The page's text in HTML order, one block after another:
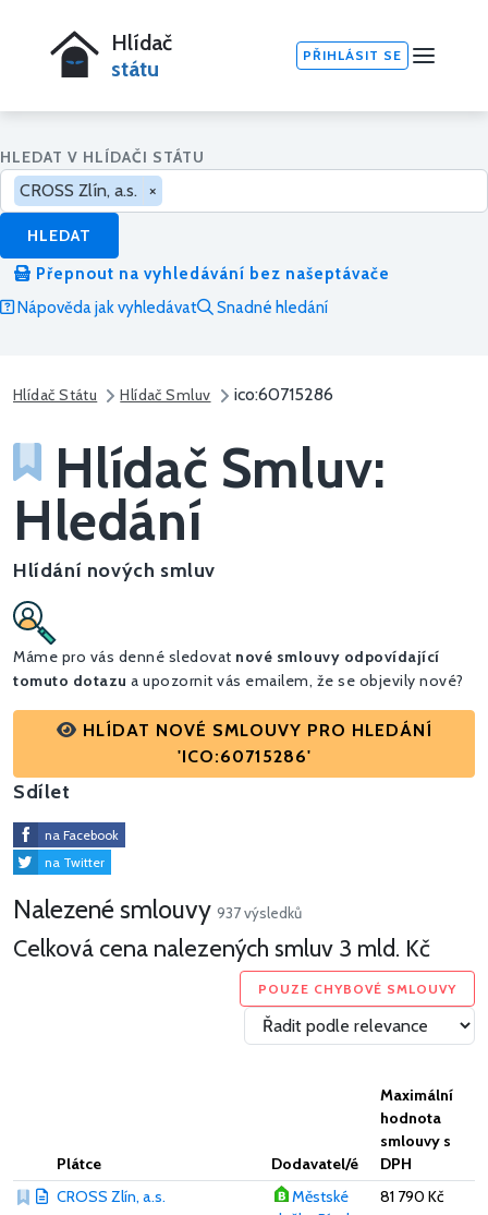
Hlídač
státu
PŘIHLÁSIT SE
HLEDAT V HLÍDAČI STÁTU
CROSS Zlín, a.s. ×
HLEDAT
Přepnout na vyhledávání bez našeptávače
Nápověda jak vyhledávat
Snadné hledání
Hlídač Státu Hlídač Smluv ico:60715286
Hlídač Smluv:
Hledání
Hlídání nových smluv
Máme pro vás denné sledovat nové smlouvy odpovídající
tomuto dotazu a upozornit vás emailem, že se objevily nové?
HLÍDAT NOVÉ SMLOUVY PRO HLEDÁNÍ
'ICO:60715286'
Sdílet
na Facebook
na Twitter
Nalezené smlouvy 937 výsledků
Celková cena nalezených smluv 3 mld. Kč
POUZE CHYBOVÉ SMLOUVY
Plátce Dodavatel/é
Maximální
hodnota
smlouvy s
DPH
CROSS Zlín, a.s.
Městské
81 790 Kč